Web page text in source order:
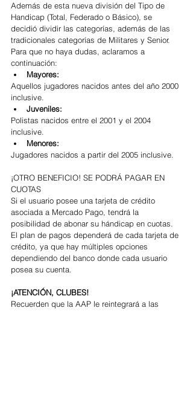
Además de esta nueva división del Tipo de
Handicap (Total, Federado o Básico), se
decidió dividir las categorías, además de las
tradicionales categorías de Militares y Senior.
Para que no haya dudas, aclaramos a
continuación:
Mayores:
Aquellos jugadores nacidos antes del año 2000
inclusive.
Juveniles:
Polistas nacidos entre el 2001 y el 2004
inclusive.
Menores:
Jugadores nacidos a partir del 2005 inclusive.
¡OTRO BENEFICIO! SE PODRÁ PAGAR EN
CUOTAS
Si el usuario posee una tarjeta de crédito
asociada a Mercado Pago, tendrá la
posibilidad de abonar su hándicap en cuotas.
El plan de pagos dependerá de cada tarjeta de
crédito, ya que hay múltiples opciones
dependiendo del banco donde cada usuario
posea su cuenta.
¡ATENCIÓN, CLUBES!
Recuerden que la AAP le reintegrará a las